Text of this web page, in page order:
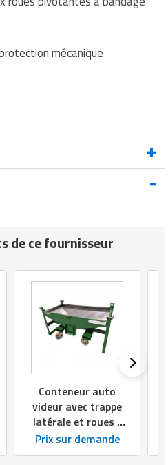
mécanique
basculante galvanisée
de ce fournisseur
Conteneur auto
videur avec trappe
latérale et roues -
Volume : 250 L -
Charge maxi : 1000
Prix sur demande